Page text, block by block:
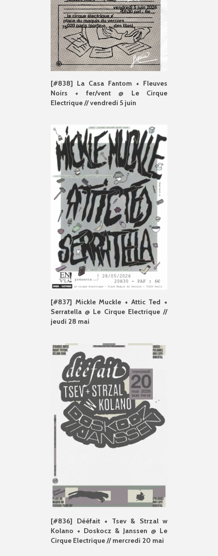
[#838] La Casa Fantom + Fleuves
Noirs + fer/vent @ Le Cirque
Electrique // vendredi 5 juin
[#837] Mickle Muckle + Attic Ted +
Serratella @ Le Cirque Electrique //
jeudi 28 mai
[#836] Dééfait + Tsev & Strzal w
Kolano + Doskocz & Janssen @ Le
Cirque Electrique // mercredi 20 mai